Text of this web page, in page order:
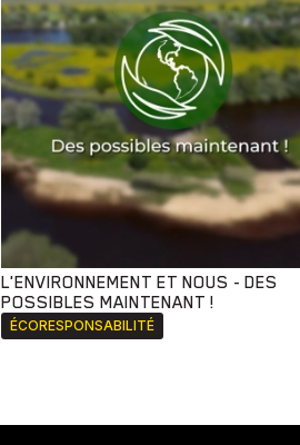
L'ENVIRONNEMENT ET NOUS - DES
POSSIBLES MAINTENANT !
ÉCORESPONSABILITÉ